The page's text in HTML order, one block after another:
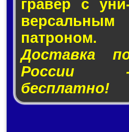
гра­вер с
вер­саль­ным
пат­ро­ном.
Доставка
России
бесплатно!